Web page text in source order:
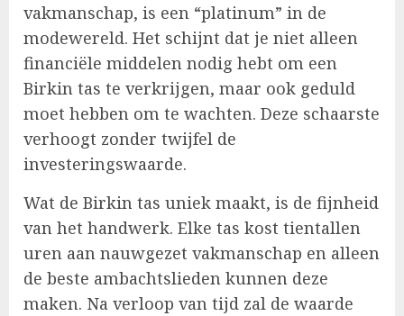
vakmanschap, is een “platinum” in de
modewereld. Het schijnt dat je niet alleen
financiële middelen nodig hebt om een
Birkin tas te verkrijgen, maar ook geduld
moet hebben om te wachten. Deze schaarste
verhoogt zonder twijfel de
investeringswaarde.
Wat de Birkin tas uniek maakt, is de fijnheid
van het handwerk. Elke tas kost tientallen
uren aan nauwgezet vakmanschap en alleen
de beste ambachtslieden kunnen deze
maken. Na verloop van tijd zal de waarde